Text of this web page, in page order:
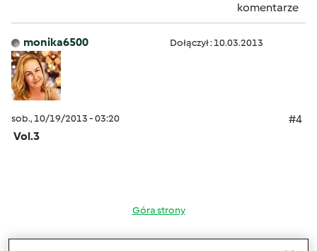
komentarze
monika6500 Dołączył : 10.03.2013
sob., 10/19/2013 - 03:20
#4
Vol.3
Góra strony
Zalogujlub zarejestruj sięaby dodawać